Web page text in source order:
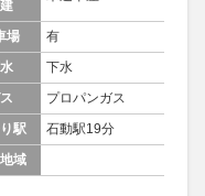
場
有
下水
プロパンガス
駅
石動駅19分
域